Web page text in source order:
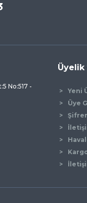
Gönder
No:517 -
Üyelik
Yeni
Üye